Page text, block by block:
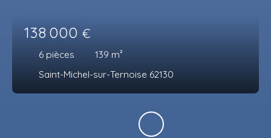
138 000 €
6 pièces 139 m²
Saint-Michel-sur-Ternoise 62130